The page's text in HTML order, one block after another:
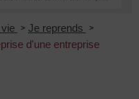
> Je reprends >
d'une entreprise